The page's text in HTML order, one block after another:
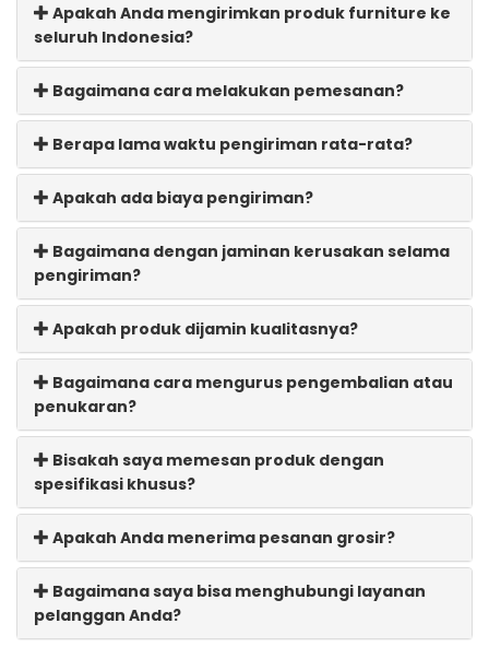
Apakah Anda mengirimkan produk furniture ke
seluruh Indonesia?
Bagaimana cara melakukan pemesanan?
Berapa lama waktu pengiriman rata-rata?
Apakah ada biaya pengiriman?
Bagaimana dengan jaminan kerusakan selama
pengiriman?
Apakah produk dijamin kualitasnya?
Bagaimana cara mengurus pengembalian atau
penukaran?
Bisakah saya memesan produk dengan
spesifikasi khusus?
Apakah Anda menerima pesanan grosir?
Bagaimana saya bisa menghubungi layanan
pelanggan Anda?